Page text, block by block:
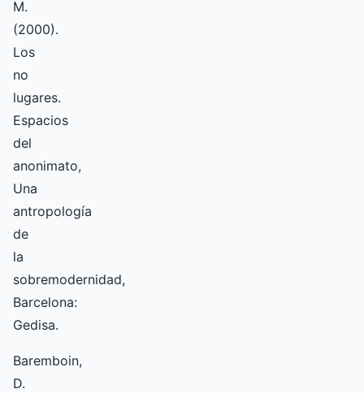
M.
(2000).
Los
no
lugares.
Espacios
del
anonimato,
Una
antropología
de
la
sobremodernidad,
Barcelona:
Gedisa.
Baremboin,
D.